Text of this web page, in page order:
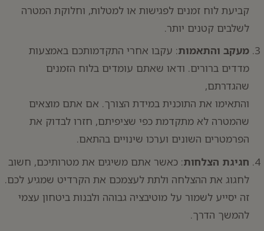
קביעת לוח זמנים לפגישות או למטלות, וחלוקת המטרה
לשלבים קטנים יותר.
מעקב והתאמות: עקבו אחרי התקדמותכם באמצעות
מדדים ברורים. ודאו שאתם עומדים בלוח הזמנים
שהגדרתם,
והתאימו את התוכנית במידת הצורך. אם אתם מוצאים
שהמטרה לא מתקדמת כפי שציפיתם, חזרו לבדוק את
הפרמטרים השונים וערכו שינויים בהתאם.
חגיגת הצלחות: כאשר אתם משיגים את מטרותיכם, חשוב
לחגוג את ההצלחה ולתת לעצמכם את הקרדיט שמגיע לכם.
זה יסייע לשמור על מוטיבציה גבוהה ולבנות ביטחון עצמי
להמשך הדרך.